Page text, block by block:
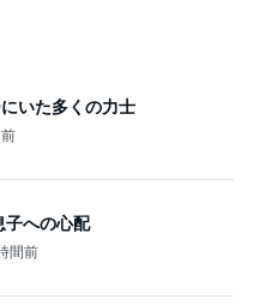
いた多くの力士
子への心配
間前